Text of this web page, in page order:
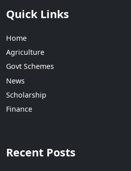
Quick Links
Home
Agriculture
Govt Schemes
News
Scholarship
Finance
Recent Posts